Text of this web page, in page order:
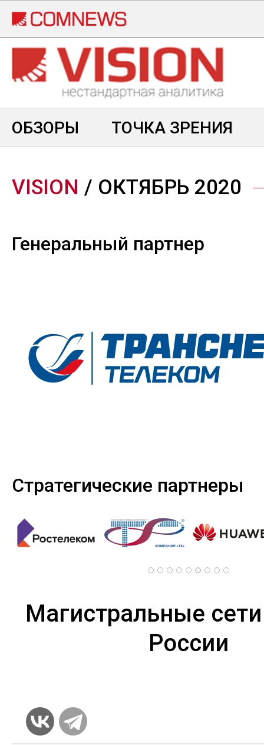
Перейти
к
основному
содержанию
ОБЗОРЫ ТОЧКА ЗРЕНИЯ
VISION / ОКТЯБРЬ 2020
Генеральный партнер
Стратегические партнеры
Магистральные
России